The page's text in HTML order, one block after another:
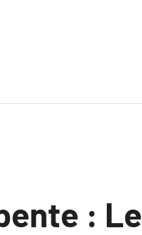
: Le